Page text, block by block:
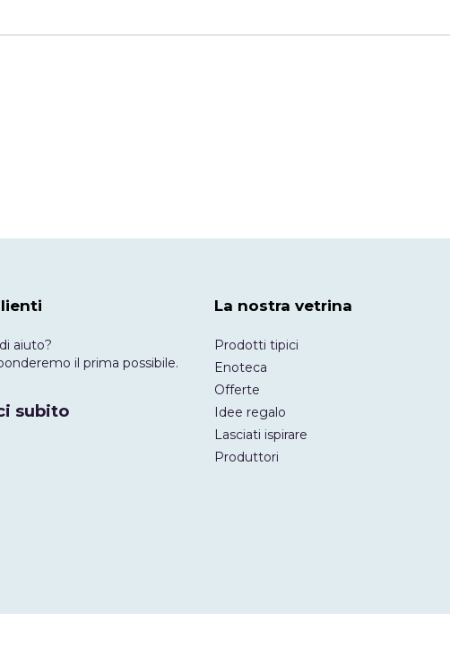
aiuto?
il prima possibile.
subito
La nostra vetrina
Prodotti tipici
Enoteca
Offerte
Idee regalo
Lasciati ispirare
Produttori